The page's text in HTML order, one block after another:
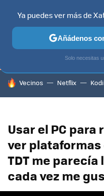
TELEVISORES
HOY SE HABLA DE
Vecinos Netflix Kodi
Usar el PC
ver
TDT me parecía
cada vez me
Ya puedes ver más de
Añádenos
Solo necesitas